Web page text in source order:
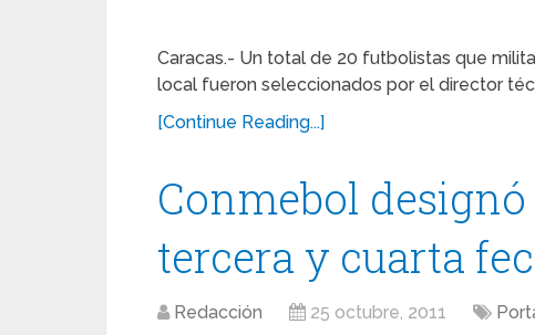
Caracas.- Un total de 20 futbolistas que
local fueron seleccionados por el director
[Continue Reading...]
Conmebol
tercera y cuarta
Redacción 25 octubre, 2011